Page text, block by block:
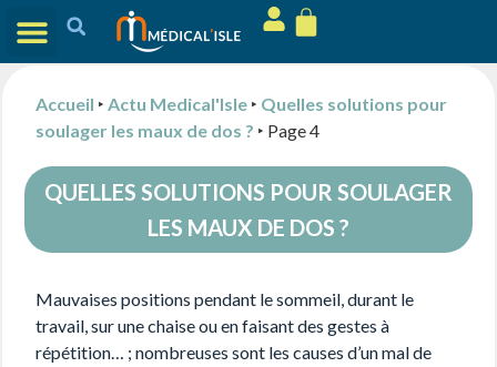
Accueil ‣ Actu Medical'Isle ‣ Quelles solutions pour
soulager les maux de dos ? ‣ Page 4
QUELLES SOLUTIONS POUR SOULAGER
LES MAUX DE DOS ?
Mauvaises positions pendant le sommeil, durant le
travail, sur une chaise ou en faisant des gestes à
répétition… ; nombreuses sont les causes d’un mal de